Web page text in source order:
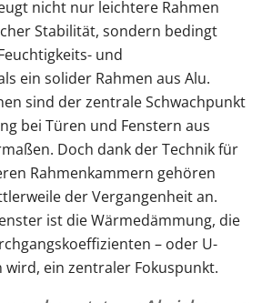
nicht nur leichtere Rahmen
Stabilität, sondern bedingt
und
ein solider Rahmen aus Alu.
sind der zentrale Schwachpunkt
bei Türen und Fenstern aus
Doch dank der Technik für
Rahmenkammern gehören
der Vergangenheit an.
ist die Wärmedämmung, die
– oder U-
wird, ein zentraler Fokuspunkt.